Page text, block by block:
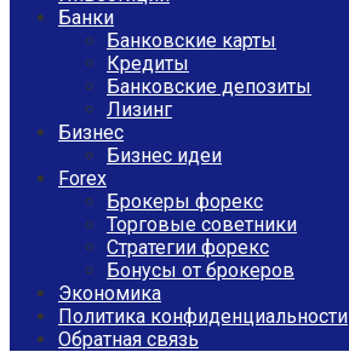
Банки
Банковские карты
Кредиты
Банковские депозиты
Лизинг
Бизнес
Бизнес идеи
Forex
Брокеры форекс
Торговые советники
Стратегии форекс
Бонусы от брокеров
Экономика
Политика конфиденциальности
Обратная связь